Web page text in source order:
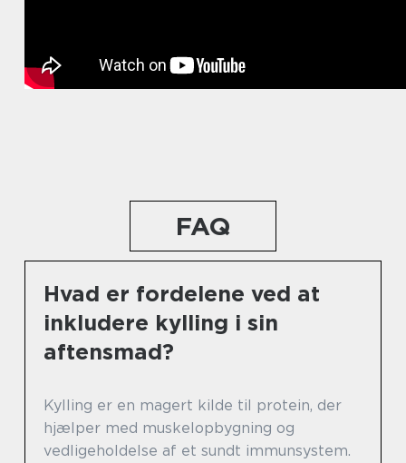
FAQ
Hvad er fordelene ved at
inkludere kylling i sin
aftensmad?
Kylling er en magert kilde til protein, der
hjælper med muskelopbygning og
vedligeholdelse af et sundt immunsystem.